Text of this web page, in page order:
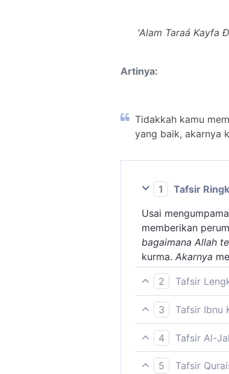
'Alam Taraá Kayfa
Artinya:
Tidakkah kamu
yang baik, akarnya
1
Tafsir
Usai
memberikan
bagaimana Allah
kurma. Akarnya
2
Tafsir
Perumpamaan
kata-kata yang
kepada kebajikan
yang baik,
unsur hara dari
3
Tafsir Ibnu
Ali ibnu Abu
...perumpamaan
4
Tafsir Al-
(Tidakkah kamu
5 Tafsir